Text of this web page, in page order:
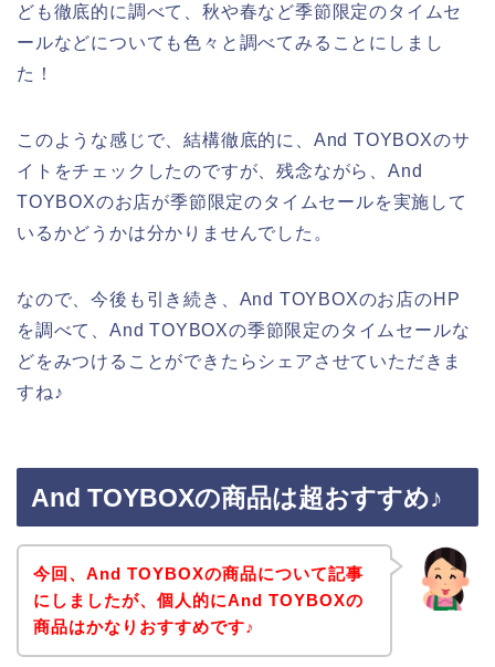
ども徹底的に調べて、秋や春など季節限定のタイムセ
ールなどについても色々と調べてみることにしまし
た！
このような感じで、結構徹底的に、And TOYBOXのサ
イトをチェックしたのですが、残念ながら、And
TOYBOXのお店が季節限定のタイムセールを実施して
いるかどうかは分かりませんでした。
なので、今後も引き続き、And TOYBOXのお店のHP
を調べて、And TOYBOXの季節限定のタイムセールな
どをみつけることができたらシェアさせていただきま
すね♪
And TOYBOXの商品は超おすすめ♪
今回、And TOYBOXの商品について記事
にしましたが、個人的にAnd TOYBOXの
商品はかなりおすすめです♪